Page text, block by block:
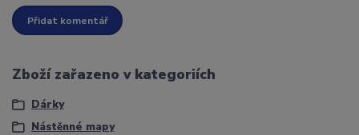
Přidat komentář
Zboží zařazeno v kategoriích
Dárky
Nástěnné mapy